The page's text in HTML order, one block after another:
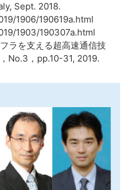
Sept. 2018.
1906/190619a.html
1903/190307a.html
ラを支える超高速通信技
No.3，pp.10-31, 2019.